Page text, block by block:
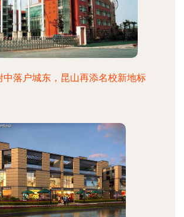
中落户城东，昆山再添名校新地标